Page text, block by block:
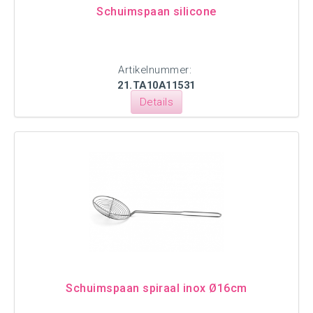
Schuimspaan silicone
Artikelnummer:
21.TA10A11531
Details
Schuimspaan spiraal inox Ø16cm